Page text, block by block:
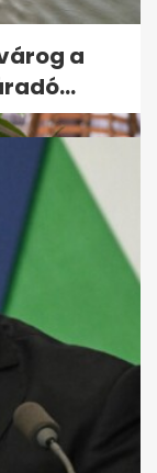
pár
a...
a